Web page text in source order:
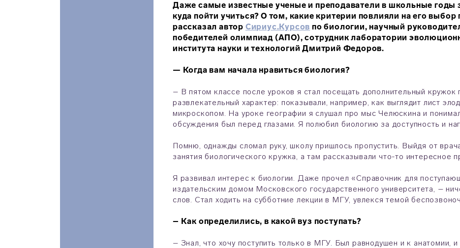
Даже самые известные ученые и преподаватели в школьные годы
куда пойти учиться? О том, какие критерии повлияли на его
рассказал автор Сириус.Курсов по биологии, научный
победителей олимпиад (АПО), сотрудник лаборатории
института науки и технологий Дмитрий Федоров.
— Когда вам начала нравиться биология?
– В пятом классе после уроков я стал посещать дополнительный кружок
развлекательный характер: показывали, например, как выглядит лист
микроскопом. На уроке географии я слушал про мыс Челюскина и
обсуждения был перед глазами. Я полюбил биологию за доступность и
Помню, однажды сломал руку, школу пришлось пропустить. Выйдя от
занятия биологического кружка, а там рассказывали что-то интересное
Я развивал интерес к биологии. Даже прочел «Справочник для
издательским домом Московского государственного университета, –
слов. Стал ходить на субботние лекции в МГУ, увлекся темой
– Как определились, в какой вуз поступать?
– Знал, что хочу поступить только в МГУ. Был равнодушен и к анатомии,